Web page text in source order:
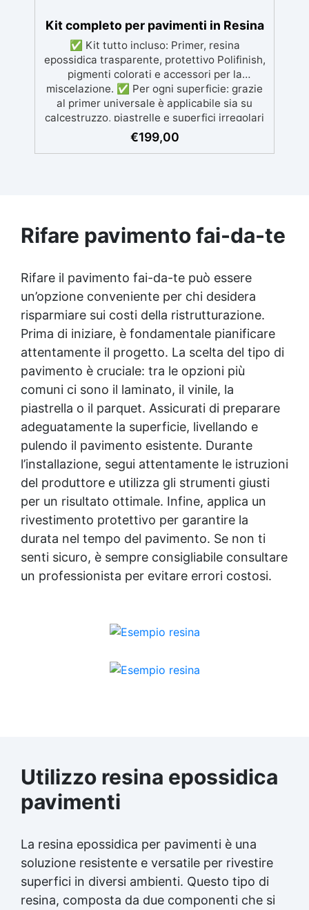
Kit completo per pavimenti in Resina
✅ Kit tutto incluso: Primer, resina
epossidica trasparente, protettivo Polifinish,
pigmenti colorati e accessori per la
miscelazione. ✅ Per ogni superficie: grazie
al primer universale è applicabile sia su
calcestruzzo, piastrelle e superfici irregolari
o danneggiate. ✅ Facile da applicare: Video
Guida completa inclusa, 3 semplici passaggi,
Disponibile in kit per metrature da 2m² a
100m², con una vasta gamma di pigmenti
€199,00
Rifare pavimento fai-da-te
Rifare il pavimento fai-da-te può essere
un’opzione conveniente per chi desidera
risparmiare sui costi della ristrutturazione.
Prima di iniziare, è fondamentale pianificare
attentamente il progetto. La scelta del tipo di
pavimento è cruciale: tra le opzioni più
comuni ci sono il laminato, il vinile, la
piastrella o il parquet. Assicurati di preparare
adeguatamente la superficie, livellando e
pulendo il pavimento esistente. Durante
l’installazione, segui attentamente le istruzioni
del produttore e utilizza gli strumenti giusti
per un risultato ottimale. Infine, applica un
rivestimento protettivo per garantire la
durata nel tempo del pavimento. Se non ti
senti sicuro, è sempre consigliabile consultare
un professionista per evitare errori costosi.
Utilizzo resina epossidica
pavimenti
La resina epossidica per pavimenti è una
soluzione resistente e versatile per rivestire
superfici in diversi ambienti. Questo tipo di
resina, composta da due componenti che si